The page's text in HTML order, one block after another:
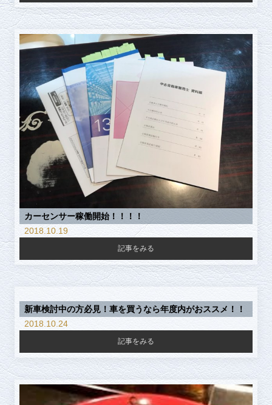
カーセンサー稼働開始！！！！
2018.10.19
記事をみる
新車検討中の方必見！車を買うなら年度内がおススメ！！
2018.10.24
記事をみる